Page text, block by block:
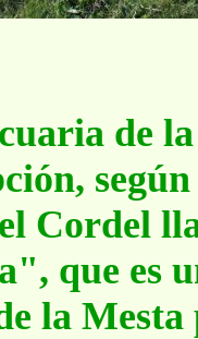
de
el Cordel
que es
la Mesta